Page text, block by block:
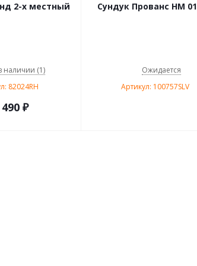
2-х местный
наличии (1)
82024RH
₽
Сундук Прованс НМ
Ожидается
Артикул: 100757SLV